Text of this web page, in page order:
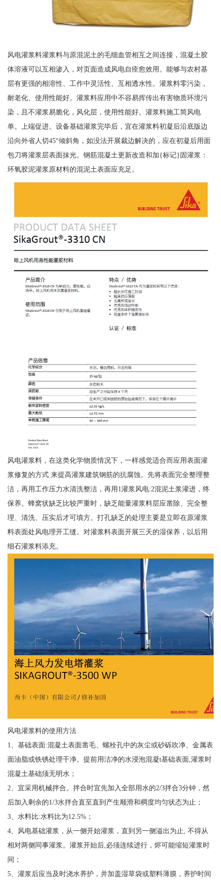
风电灌浆料灌浆料与原混泥土的毛细血管相互之间连接，混凝土胶
体溶液可以互相渗入，对页面造成风电自痊愈效用。能够与农村基
层有更强的相溶性、工作中灵活性、互相透水性。灌浆料零污染，
耐老化、使用性能好。灌浆料应用中不容易挥传出有害物质环境污
染，且不灌浆易脆化，风化层，使用性能好。灌浆料施工简风电
单。上端促进。设备基础灌浆完毕后，宜在灌浆料初凝后沿底版边
沿向外省人切45°倾斜角，如没法开展裁边解决的，应在初凝后用面
包刀将灌浆层表面抹光。钢筋混凝土更新改造和加{标记}固灌浆：
环氧胶泥灌浆原材料的混泥土表面应充足。
风电灌浆料，在这类化学物质情况下，一样感觉适合而应用表面灌
浆修复的方式 来提高灌浆建筑钢筋的抗腐蚀。先将表面完全整理整
洁，再用工作压力水清洗整洁，再用1灌浆风电:2混泥土浆灌进，终
保养。蜂窝状缺乏比较严重时，缺乏能量灌浆料层应凿除、完全整
理、清洗、压实后才可填方。打孔缺乏的处理主要是立即在原灌浆
料表面处风电理开工缝。对灌浆料表面开展三天的湿保养，以后用
细石灌浆料添充。
风电灌浆料的使用方法
1、基础表面:混凝土表面凿毛、螺栓孔中的灰尘或砂砾吹净、金属表
面油脂或铁锈处理干净。提前用洁净的水浸泡混凝t基础表面,灌浆时
混凝土基础须无明水；
2、宜采用机械拌合。拌合时宜先加入全部用水的2/3拌合3分钟，然
后加入剩余的1/3水拌合直至直到产生顺滑和稠度均匀状态为止；
3、水料比:水料比为12.5%；
4、风电基础灌浆，从一侧开始灌浆，直到另一侧溢出为止, 不得从
相对两侧同事灌浆。灌浆开始后,必须连续进行，烬可能缩短灌浆时
间；
5、灌浆后应当及时浇水养护，并加盖湿草袋或塑料薄膜，养护时间